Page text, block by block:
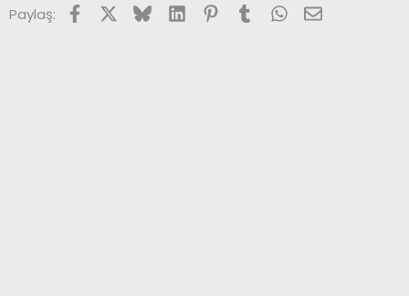
Paylaş: FacebookX (Twitter)
BlueskyLinkedInPinterest
TumblrWhatsApp
E-posta